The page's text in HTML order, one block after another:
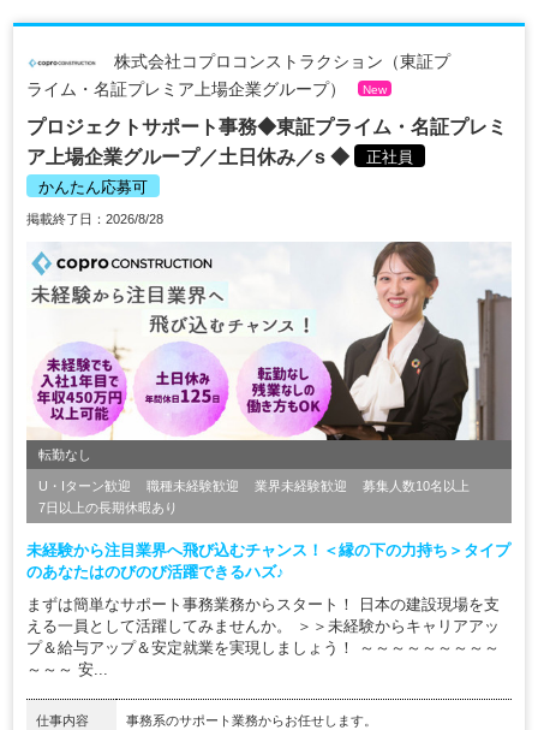
株式会社コプロコンストラクション（東証プ
ライム・名証プレミア上場企業グループ）
New
プロジェクトサポート事務◆東証プライム・名証プレミ
ア上場企業グループ／土日休み／s ◆
正社員
かんたん応募可
掲載終了日：2026/8/28
転勤なし
U・Iターン歓迎 職種未経験歓迎 業界未経験歓迎
募集人数10名以上
7日以上の長期休暇あり
未経験から注目業界へ飛び込むチャンス！＜縁の下の力持ち＞タイプ
のあなたはのびのび活躍できるハズ♪
まずは簡単なサポート事務業務からスタート！ 日本の建設現場を支
える一員として活躍してみませんか。 ＞＞未経験からキャリアアッ
プ＆給与アップ＆安定就業を実現しましょう！ ～～～～～～～～～
～～～ 安...
仕事内容 事務系のサポート業務からお任せします。